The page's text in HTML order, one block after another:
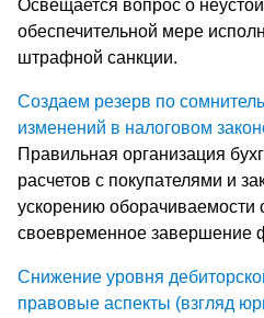
Освещается вопрос о
обеспечительной мере
штрафной санкции.
Создаем резерв по
изменений в налоговом
Правильная организация
расчетов с покупателями и
ускорению оборачиваемости
своевременное завершение
Снижение уровня
правовые аспекты (взгляд